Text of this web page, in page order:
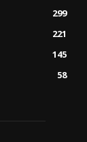
299
221
145
58